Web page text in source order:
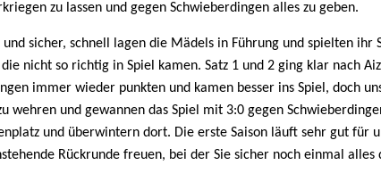
zu lassen und gegen Schwieberdingen alles zu geben.
sicher, schnell lagen die Mädels in Führung und spielten ihr
nicht so richtig in Spiel kamen. Satz 1 und 2 ging klar nach
immer wieder punkten und kamen besser ins Spiel, doch
wehren und gewannen das Spiel mit 3:0 gegen
und überwintern dort. Die erste Saison läuft sehr gut für
Rückrunde freuen, bei der Sie sicher noch einmal alles